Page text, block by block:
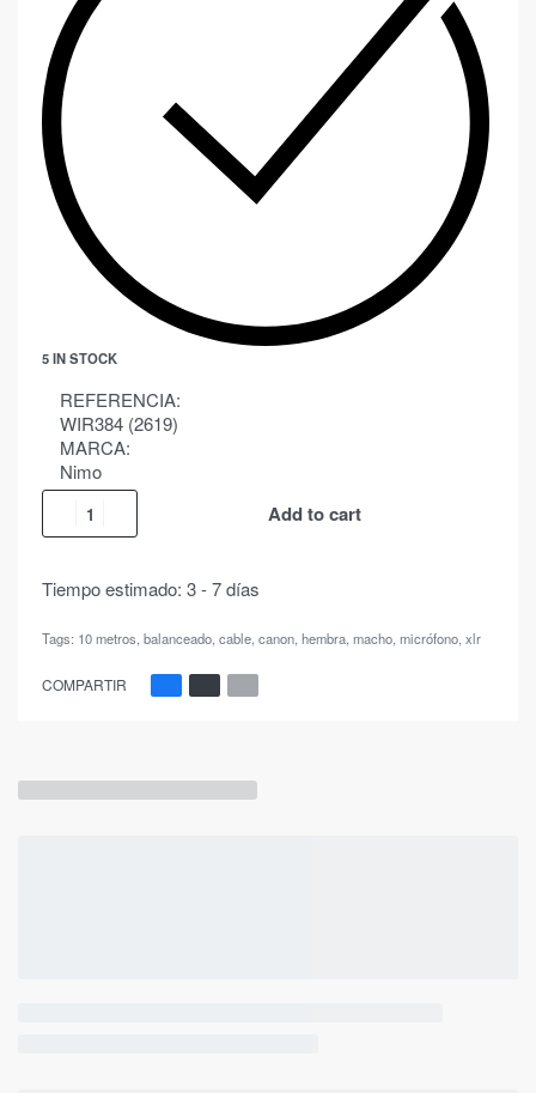
5 IN STOCK
REFERENCIA:
WIR384 (2619)
MARCA:
Nimo
Add to cart
Tiempo estimado: 3 - 7 días
Tags: 10 metros balanceado cable canon hembra macho micrófono xlr
COMPARTIR